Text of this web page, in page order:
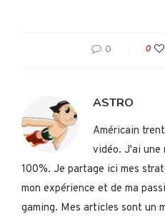
0 0
ASTRO
Américain
vidéo. J'ai une
100%. Je partage ici mes
mon expérience et de ma
gaming. Mes articles sont un